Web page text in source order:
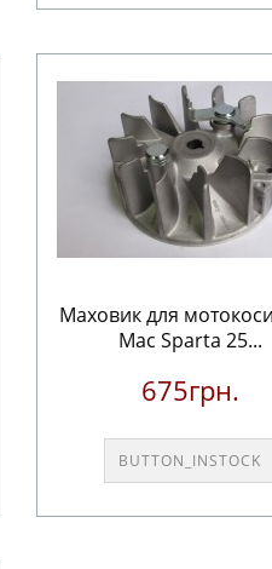
Маховик для
Mac Sparta 25...
675грн.
BUTTON_INSTOCK